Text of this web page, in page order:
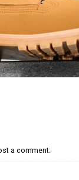
a comment.